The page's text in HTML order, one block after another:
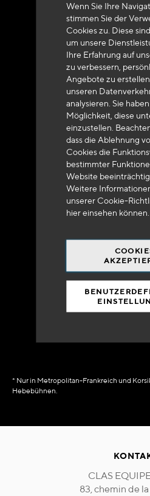
Wenn Sie Ihre
stimmen Sie der
Cookies zu. Diese
um unsere
Ihre Erfahrung auf
zu verbessern,
Angebote zu
unseren
analysieren. Sie
Möglichkeit, diese
einzustellen.
dass die Ablehnung
Cookies die
bestimmter
Website
Weitere
unserer Cookie-
hiereinsehen können.
+33 (0)4 79 72 62
Lieferung innerhalb von
Metropolitan-
bei 250
90% des
in
* Nur in Metropolitan-Frankreich und
Hebebühnen.
CLAS
83, chemin de